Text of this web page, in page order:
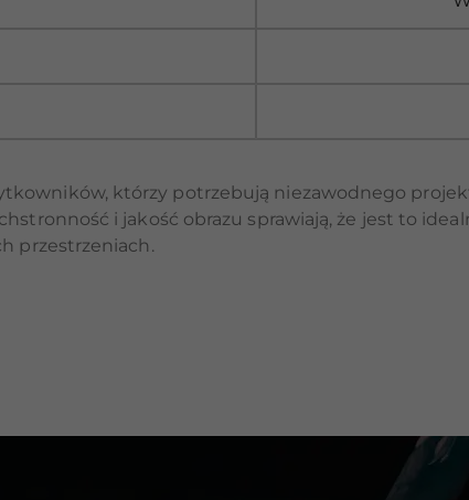
którzy potrzebują niezawodnego
i jakość obrazu sprawiają, że jest to
przestrzeniach.